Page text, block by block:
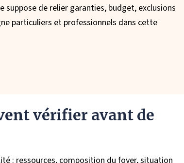
suppose de relier garanties, budget, exclusions
particuliers et professionnels dans cette
vérifier avant de
: ressources, composition du foyer, situation